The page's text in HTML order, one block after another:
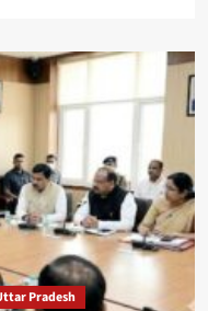
Pradesh